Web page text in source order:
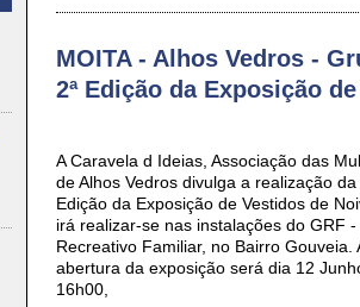
MOITA - Alhos Vedros -
2ª Edição da Exposição
A Caravela d Ideias, Associação das
de Alhos Vedros divulga a realização da
Edição da Exposição de Vestidos de
irá realizar-se nas instalações do GRF
Recreativo Familiar, no Bairro Gouveia.
abertura da exposição será dia 12
16h00,